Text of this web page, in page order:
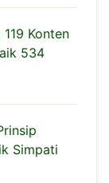
Konten
534
Simpati